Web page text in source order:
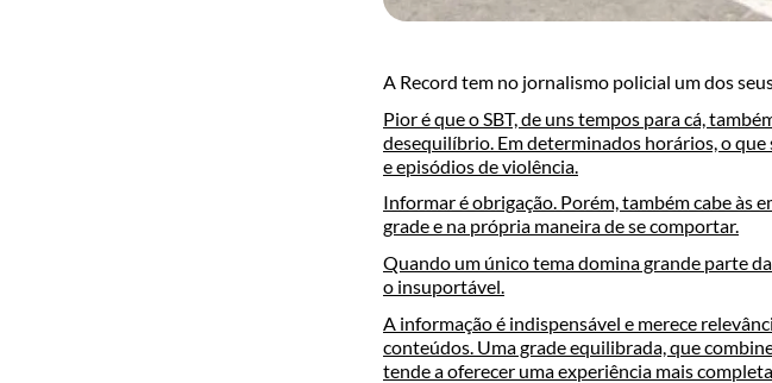
A Record tem no jornalismo policial um dos
Pior é que o SBT, de uns tempos para cá,
desequilíbrio. Em determinados horários, o que
e episódios de violência.
Informar é obrigação. Porém, também cabe às
grade e na própria maneira de se comportar.
Quando um único tema domina grande parte
o insuportável.
A informação é indispensável e merece
conteúdos. Uma grade equilibrada, que
tende a oferecer uma experiência mais